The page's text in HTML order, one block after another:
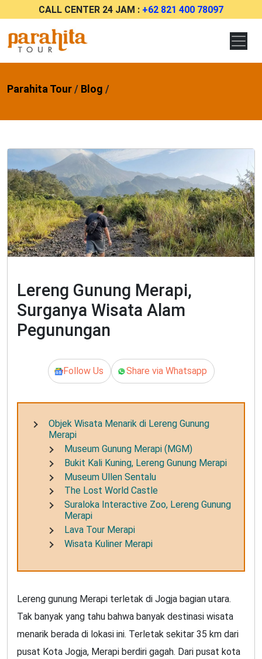
CALL CENTER 24 JAM : +62 821 400 78097
Parahita Tour/ Blog /
Lereng Gunung Merapi,
Surganya Wisata Alam
Pegunungan
Follow Us Share via Whatsapp
Objek Wisata Menarik di Lereng Gunung
Merapi
Museum Gunung Merapi (MGM)
Bukit Kali Kuning, Lereng Gunung Merapi
Museum Ullen Sentalu
The Lost World Castle
Suraloka Interactive Zoo, Lereng Gunung
Merapi
Lava Tour Merapi
Wisata Kuliner Merapi
Lereng gunung Merapi terletak di Jogja bagian utara.
Tak banyak yang tahu bahwa banyak destinasi wisata
menarik berada di lokasi ini. Terletak sekitar 35 km dari
pusat Kota Jogja, Merapi berdiri gagah. Dari pusat kota